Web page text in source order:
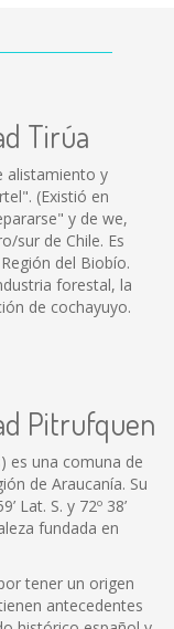
Tirúa
alistamiento y
(Existió en
y de we,
sur de Chile. Es
del Biobío.
forestal, la
de cochayuyo.
Pitrufquen
es una comuna de
de Araucanía. Su
Lat. S. y 72º 38’
fundada en
tener un origen
antecedentes